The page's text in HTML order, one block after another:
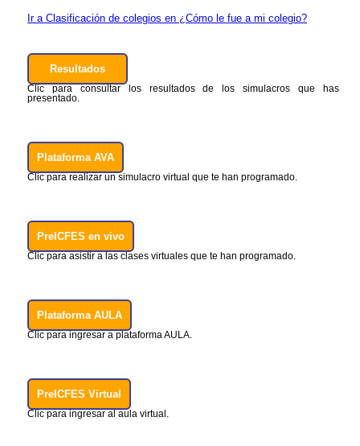
Ir a Clasificación de colegios en ¿Cómo le fue a mi colegio?
Resultados
Clic para consultar los resultados de los simulacros que has
presentado.
Plataforma AVA
Clic para realizar un simulacro virtual que te han programado.
PreICFES en vivo
Clic para asistir a las clases virtuales que te han programado.
Plataforma AULA
Clic para ingresar a plataforma AULA.
PreICFES Virtual
Clic para ingresar al aula virtual.